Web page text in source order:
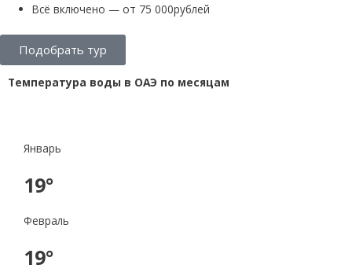
Всё включено — от 75 000рублей
Подобрать тур
Температура воды в ОАЭ по месяцам
Январь
19°
Февраль
19°